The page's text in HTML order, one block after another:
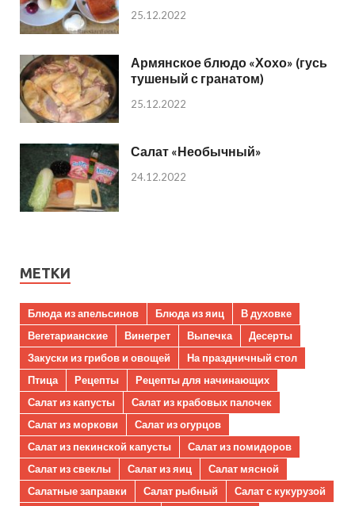
25.12.2022
Армянское блюдо «Хохо» (гусь
тушеный с гранатом)
25.12.2022
Салат «Необычный»
24.12.2022
МЕТКИ
Блюда из апельсинов Блюда из яиц
В духовке
Вегетарианские
Винегрет Выпечка
Десерты
Закуски из грибов и овощей
На праздничный стол
Птица
Рецепты
Рецепты для начинающих
Салат из капусты
Салат из крабовых палочек
Салат из моркови
Салат из огурцов
Салат из пекинской капусты
Салат из помидоров
Салат из свеклы
Салат из яиц
Салат мясной
Салатные заправки
Салат рыбный
Салат с кукурузой